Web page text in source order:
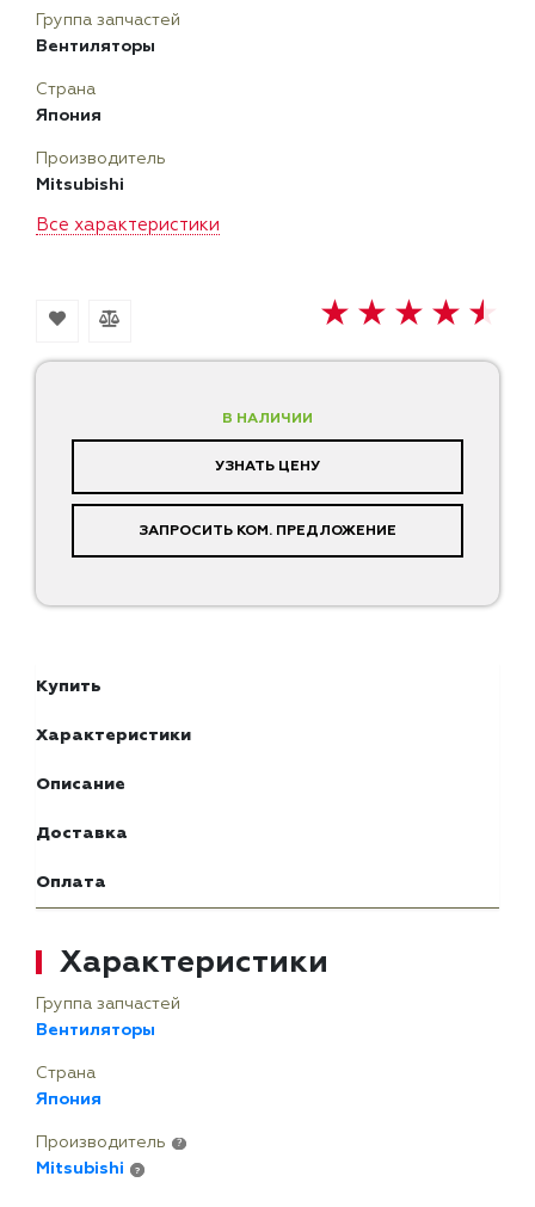
В НАЛИЧИИ
УЗНАТЬ ЦЕНУ
ЗАПРОСИТЬ КОМ. ПРЕДЛОЖЕНИЕ
Все характеристики
Группа запчастей
Вентиляторы
Страна
Япония
Производитель
Mitsubishi
Купить
Характеристики
Описание
Доставка
Оплата
Характеристики
Группа запчастей
Вентиляторы
Страна
Япония
Производитель ?
Mitsubishi ?